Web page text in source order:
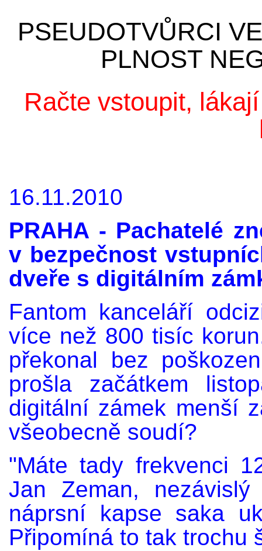
PSEUDOTVŮRCI
PLNOST
Račte vstoupit,
16.11.2010
PRAHA - Pachatelé
v bezpečnost
dveře s digitálním
Fantom kanceláří
více než 800 tisíc
překonal bez
prošla začátkem
digitální zámek menší
všeobecně soudí?
"Máte tady frekvenci
Jan Zeman,
náprsní kapse saka
Připomíná to tak trochu